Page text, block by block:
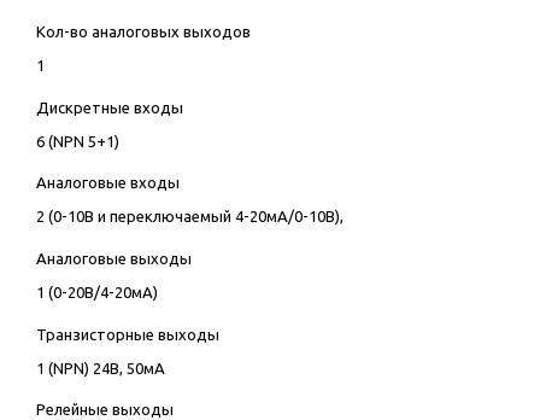
Кол-во аналоговых выходов
1
Дискретные входы
6 (NPN 5+1)
Аналоговые входы
2 (0-10В и переключаемый 4-20мА/0-10В),
Аналоговые выходы
1 (0-20В/4-20мА)
Транзисторные выходы
1 (NPN) 24В, 50мА
Релейные выходы